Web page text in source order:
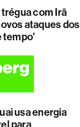
com Irã
ataques dos
tempo'
usa energia
para